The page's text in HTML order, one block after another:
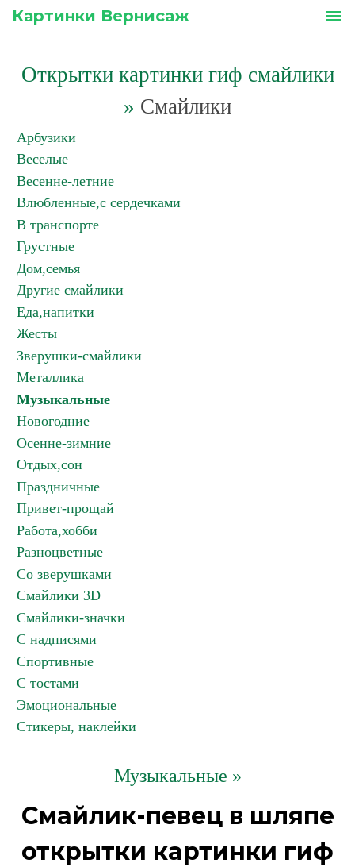
Картинки Вернисаж menu
Открытки картинки гиф смайлики
» Смайлики
Арбузики
Веселые
Весенне-летние
Влюбленные,с сердечками
В транспорте
Грустные
Дом,семья
Другие смайлики
Еда,напитки
Жесты
Зверушки-смайлики
Металлика
Музыкальные
Новогодние
Осенне-зимние
Отдых,сон
Праздничные
Привет-прощай
Работа,хобби
Разноцветные
Со зверушками
Смайлики 3D
Смайлики-значки
С надписями
Спортивные
С тостами
Эмоциональные
Стикеры, наклейки
Музыкальные »
Смайлик-певец в шляпе
открытки картинки гиф